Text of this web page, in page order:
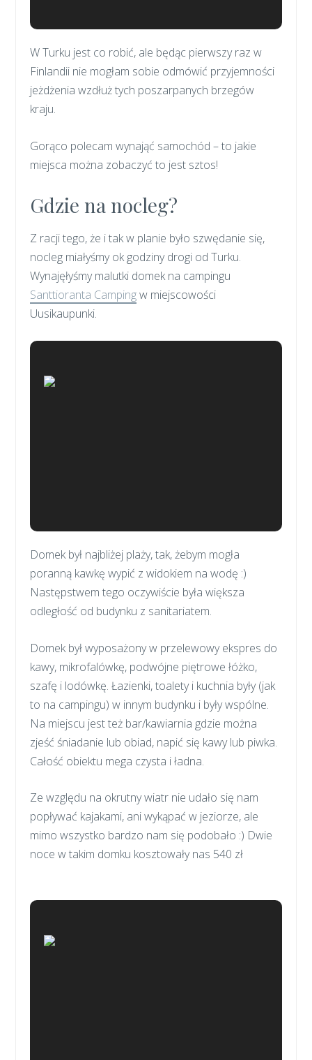
W Turku jest co robić, ale będąc pierwszy raz w
Finlandii nie mogłam sobie odmówić przyjemności
jeżdżenia wzdłuż tych poszarpanych brzegów
kraju.
Gorąco polecam wynająć samochód – to jakie
miejsca można zobaczyć to jest sztos!
Gdzie na nocleg?
Z racji tego, że i tak w planie było szwędanie się,
nocleg miałyśmy ok godziny drogi od Turku.
Wynajęłyśmy malutki domek na campingu
Santtioranta Campingw miejscowości
Uusikaupunki.
Domek był najbliżej plaży, tak, żebym mogła
poranną kawkę wypić z widokiem na wodę :)
Następstwem tego oczywiście była większa
odległość od budynku z sanitariatem.
Domek był wyposażony w przelewowy ekspres do
kawy, mikrofalówkę, podwójne piętrowe łóżko,
szafę i lodówkę. Łazienki, toalety i kuchnia były (jak
to na campingu) w innym budynku i były wspólne.
Na miejscu jest też bar/kawiarnia gdzie można
zjeść śniadanie lub obiad, napić się kawy lub piwka.
Całość obiektu mega czysta i ładna.
Ze względu na okrutny wiatr nie udało się nam
popływać kajakami, ani wykąpać w jeziorze, ale
mimo wszystko bardzo nam się podobało :) Dwie
noce w takim domku kosztowały nas 540 zł